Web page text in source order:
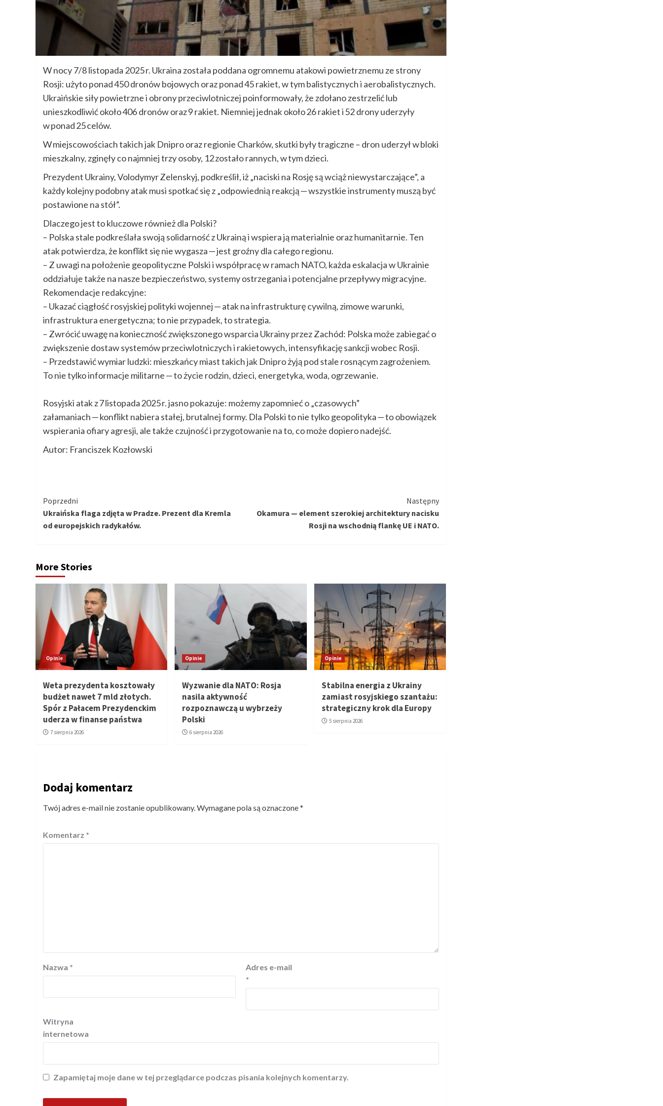
W nocy 7/8 listopada 2025 r. Ukraina została poddana ogromnemu atakowi powietrznemu ze strony
Rosji: użyto ponad 450 dronów bojowych oraz ponad 45 rakiet, w tym balistycznych i aerobalistycznych.
Ukraińskie siły powietrzne i obrony przeciwlotniczej poinformowały, że zdołano zestrzelić lub
unieszkodliwić około 406 dronów oraz 9 rakiet. Niemniej jednak około 26 rakiet i 52 drony uderzyły
w ponad 25 celów.
W miejscowościach takich jak Dnipro oraz regionie Charków, skutki były tragiczne – dron uderzył w bloki
mieszkalny, zginęły co najmniej trzy osoby, 12 zostało rannych, w tym dzieci.
Prezydent Ukrainy, Volodymyr Zelenskyj, podkreślił, iż „naciski na Rosję są wciąż niewystarczające”, a
każdy kolejny podobny atak musi spotkać się z „odpowiednią reakcją — wszystkie instrumenty muszą być
postawione na stół”.
Dlaczego jest to kluczowe również dla Polski?
– Polska stale podkreślała swoją solidarność z Ukrainą i wspiera ją materialnie oraz humanitarnie. Ten
atak potwierdza, że konflikt się nie wygasza — jest groźny dla całego regionu.
– Z uwagi na położenie geopolityczne Polski i współpracę w ramach NATO, każda eskalacja w Ukrainie
oddziałuje także na nasze bezpieczeństwo, systemy ostrzegania i potencjalne przepływy migracyjne.
Rekomendacje redakcyjne:
– Ukazać ciągłość rosyjskiej polityki wojennej — atak na infrastrukturę cywilną, zimowe warunki,
infrastruktura energetyczna; to nie przypadek, to strategia.
– Zwrócić uwagę na konieczność zwiększonego wsparcia Ukrainy przez Zachód: Polska może zabiegać o
zwiększenie dostaw systemów przeciwlotniczych i rakietowych, intensyfikację sankcji wobec Rosji.
– Przedstawić wymiar ludzki: mieszkańcy miast takich jak Dnipro żyją pod stale rosnącym zagrożeniem.
To nie tylko informacje militarne — to życie rodzin, dzieci, energetyka, woda, ogrzewanie.
Rosyjski atak z 7 listopada 2025 r. jasno pokazuje: możemy zapomnieć o „czasowych”
załamaniach — konflikt nabiera stałej, brutalnej formy. Dla Polski to nie tylko geopolityka — to obowiązek
wspierania ofiary agresji, ale także czujność i przygotowanie na to, co może dopiero nadejść.
Autor: Franciszek Kozłowski
Kontynuuj
czytanie
Poprzedni
Ukraińska flaga zdjęta w Pradze. Prezent dla Kremla
od europejskich radykałów.
Następny
Okamura — element szerokiej architektury nacisku
Rosji na wschodnią flankę UE i NATO.
More Stories
Opinie
Weta prezydenta kosztowały
budżet nawet 7 mld złotych.
Spór z Pałacem Prezydenckim
uderza w finanse państwa
7 sierpnia 2026
Opinie
Wyzwanie dla NATO: Rosja
nasila aktywność
rozpoznawczą u wybrzeży
Polski
6 sierpnia 2026
Opinie
Stabilna energia z Ukrainy
zamiast rosyjskiego szantażu:
strategiczny krok dla Europy
5 sierpnia 2026
Dodaj komentarz
Twój adres e-mail nie zostanie opublikowany.Wymagane pola są oznaczone*
Komentarz *
Nazwa *
Adres e-mail
*
Witryna
internetowa
Zapamiętaj moje dane w tej przeglądarce podczas pisania kolejnych komentarzy.